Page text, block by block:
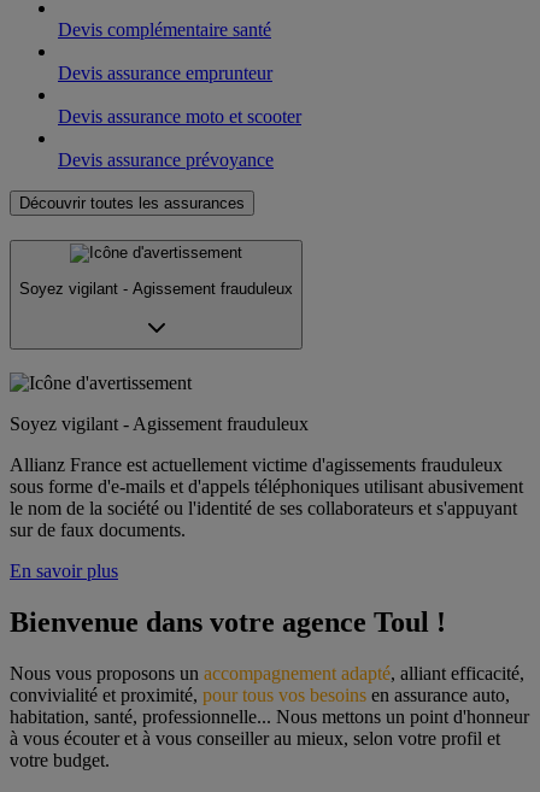
Devis complémentaire santé
Devis assurance emprunteur
Devis assurance moto et scooter
Devis assurance prévoyance
Découvrir toutes les assurances
Soyez vigilant - Agissement frauduleux
Soyez vigilant - Agissement frauduleux
Allianz France est actuellement victime d'agissements frauduleux
sous forme d'e-mails et d'appels téléphoniques utilisant abusivement
le nom de la société ou l'identité de ses collaborateurs et s'appuyant
sur de faux documents.
En savoir plus
Bienvenue dans votre agence Toul !
Nous vous proposons un accompagnement adapté, alliant efficacité,
convivialité et proximité, pour tous vos besoins en assurance auto,
habitation, santé, professionnelle... Nous mettons un point d'honneur
à vous écouter et à vous conseiller au mieux, selon votre profil et
votre budget.